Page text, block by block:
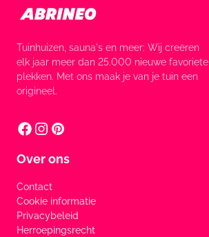
Tuinhuizen, sauna's en meer: Wij creëren
elk jaar meer dan 25.000 nieuwe favoriete
plekken. Met ons maak je van je tuin een
origineel.
Over ons
Contact
Cookie informatie
Privacybeleid
Herroepingsrecht